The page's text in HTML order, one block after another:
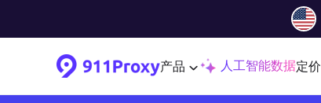
产品 人工智能数据定价